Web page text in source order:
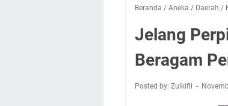
Beranda / Aneka / Daerah /
Jelang
Beragam
Posted by: Zulkifli